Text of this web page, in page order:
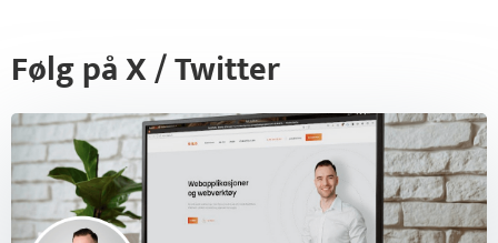
Følg på X / Twitter